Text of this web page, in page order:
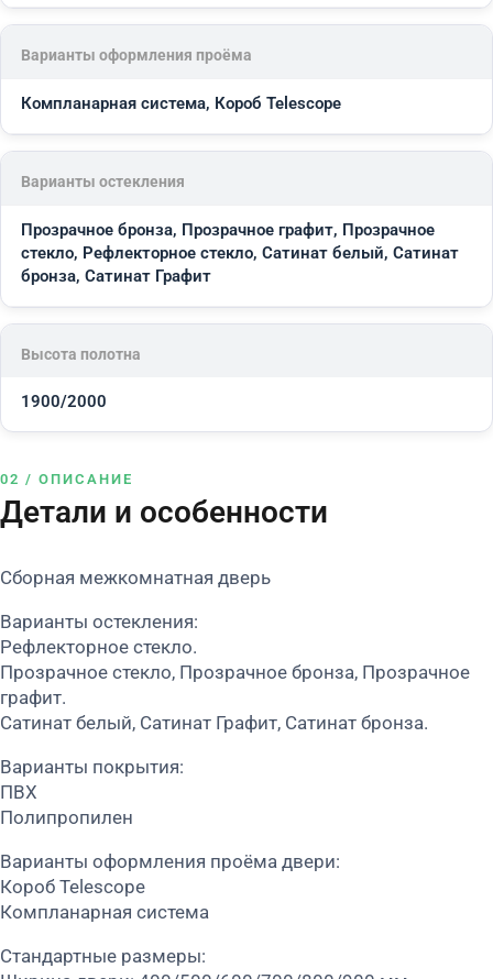
Варианты оформления проёма
Компланарная система, Короб Telescope
Варианты остекления
Прозрачное бронза, Прозрачное графит, Прозрачное
стекло, Рефлекторное стекло, Сатинат белый, Сатинат
бронза, Сатинат Графит
Высота полотна
1900/2000
02 / ОПИСАНИЕ
Детали и особенности
Сборная межкомнатная дверь
Варианты остекления:
Рефлекторное стекло.
Прозрачное стекло, Прозрачное бронза, Прозрачное
графит.
Сатинат белый, Сатинат Графит, Сатинат бронза.
Варианты покрытия:
ПВХ
Полипропилен
Варианты оформления проёма двери:
Короб Telescope
Компланарная система
Стандартные размеры: